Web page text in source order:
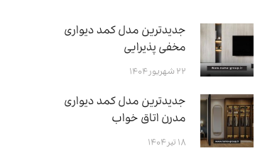
جدیدترین مدل کمد دیواری
مخفی پذیرایی
۲۲ شهریور ۱۴۰۴
جدیدترین مدل کمد دیواری
مدرن اتاق خواب
۱۸ تیر ۱۴۰۴